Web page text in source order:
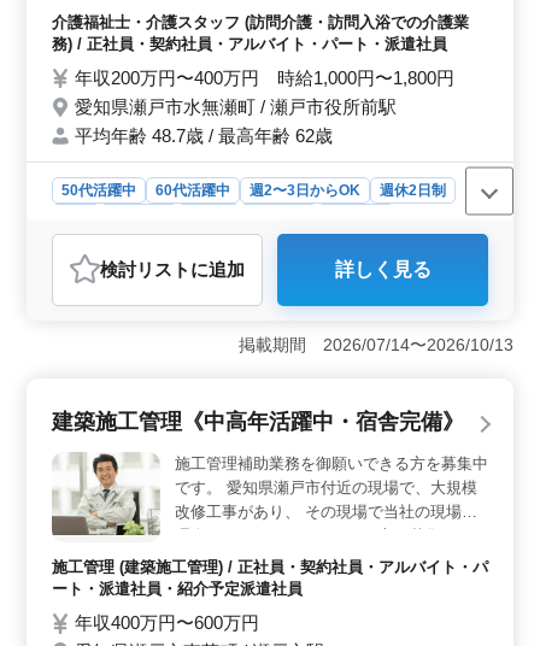
社会の発展にも貢献できる貴重な経験となるでしょう。
助 ◎書類作成、書類整理 ◎トイレへの移動
や動作の介助 【備考】 ◎社会保険完備 ◎
お待ちしております！ まずはお気軽にお問
い合わせください♪
介護福祉士・介護スタッフ (訪問介護・訪問入浴での介護業
務) / 正社員・契約社員・アルバイト・パート・派遣社員
年収200万円〜400万円 時給1,000円〜1,800円
愛知県瀬戸市水無瀬町 / 瀬戸市役所前駅
平均年齢 48.7歳 / 最高年齢 62歳
50代活躍中 60代活躍中 週2〜3日からOK
週休2日制
介護福祉士・介護スタッフ
おすすめポイント
＜資格を活かしたキャリア形成＞ ヘルパー2級以上の資
格を持つ方には最適な職場です。介護経験1年以上ある方
が対象で、訪問介護の多様な業務を通じてスキルを発揮
環境＞ 週3日からの勤務が可能なシフト制を採用してい
るため、ライフスタイルに合わせた働き方が可能です。
週休2日制で、土日が休日となるため、家庭やプライベー
トとの両立がしやすい職場です。また、瀬戸市役所前駅
から近く、通勤にも便利です。 ＜充実した福利厚生
＞ 給与は年収240万円〜400万円で◯。通勤手当も実費
支給され、社会保険完備で、福利厚生面も整っており、
安心して長期間働ける環境が用意されています。
検討リスト に追加 詳しく見る
掲載期間 2026/07/14〜2026/10/13
建築施工管理《中高年活躍中・宿舎完備》
施工管理補助業務を御願いできる方を募集中
です。 愛知県瀬戸市付近の現場で、大規模
改修工事があり、 その現場で当社の現場代
理人のサポートをして頂ける方を募集してお
ります。 ・積算業務 ・施工図面の作成 ・各
種書類の作成 ・各工種の職人さんへの指示
掛け持ちを御願いすることはなく、 一現場
施工管理 (建築施工管理) / 正社員・契約社員・アルバイト・パ
ート・派遣社員・紹介予定派遣社員
年収400万円〜600万円